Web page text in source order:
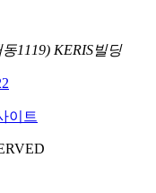
1119) KERIS빌딩